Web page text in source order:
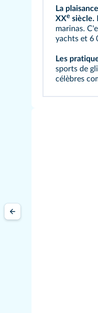
La
XXe siècle.
marinas.
yachts et 6
Les
sports de
célèbres